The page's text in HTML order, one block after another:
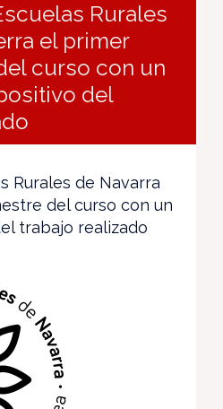
Rurales
el primer
curso con un
del
Rurales de Navarra
del curso con un
trabajo realizado